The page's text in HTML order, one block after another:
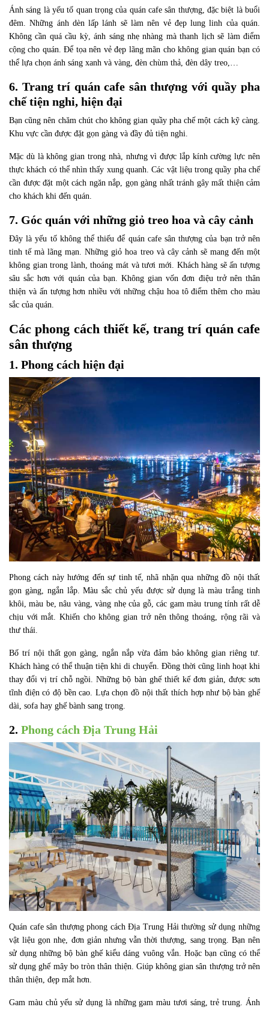
Ánh sáng là yếu tố quan trọng của quán cafe sân thượng, đặc biệt là buổi
đêm. Những ánh dèn lấp lánh sẽ làm nên vẻ đẹp lung linh của quán.
Không cần quá cầu kỳ, ánh sáng nhẹ nhàng mà thanh lịch sẽ làm điểm
cộng cho quán. Để tọa nên vẻ đẹp lãng mãn cho không gian quán bạn có
thể lựa chọn ánh sáng xanh và vàng, đèn chùm thả, đèn dây treo,…
6. Trang trí quán cafe sân thượng với quầy pha
chế tiện nghi, hiện đại
Bạn cũng nên chăm chút cho không gian quầy pha chế một cách kỹ càng.
Khu vực cần được đặt gọn gàng và đầy đủ tiện nghi.
Mặc dù là không gian trong nhà, nhưng vì được lắp kính cường lực nên
thực khách có thể nhìn thấy xung quanh. Các vật liệu trong quầy pha chế
cần được đặt một cách ngăn nắp, gọn gàng nhất tránh gây mất thiện cảm
cho khách khi đến quán.
7. Góc quán với những giỏ treo hoa và cây cảnh
Đây là yếu tố không thể thiếu để quán cafe sân thượng của bạn trở nên
tinh tế mà lãng mạn. Những giỏ hoa treo và cây cảnh sẽ mang đến một
không gian trong lành, thoáng mát và tươi mới. Khách hàng sẽ ấn tượng
sâu sắc hơn với quán của bạn. Không gian vốn đơn điệu trở nên thân
thiện và ấn tượng hơn nhiều với những chậu hoa tô điểm thêm cho màu
sắc của quán.
Các phong cách thiết kế, trang trí quán cafe
sân thượng
1. Phong cách hiện đại
Phong cách này hướng đến sự tinh tế, nhã nhặn qua những đồ nội thất
gọn gàng, ngắn lắp. Màu sắc chủ yếu được sử dụng là màu trắng tinh
khôi, màu be, nâu vàng, vàng nhẹ của gỗ, các gam màu trung tính rất dễ
chịu với mắt. Khiến cho không gian trở nên thông thoáng, rộng rãi và
thư thái.
Bố trí nội thất gọn gàng, ngắn nắp vừa đảm bảo không gian riêng tư.
Khách hàng có thể thuận tiện khi di chuyển. Đồng thời cũng linh hoạt khi
thay đổi vị trí chỗ ngồi. Những bộ bàn ghế thiết kế đơn giản, được sơn
tĩnh điện có độ bền cao. Lựa chọn đồ nội thất thích hợp như bộ bàn ghế
dài, sofa hay ghế bành sang trọng.
2. Phong cách Địa Trung Hải
Quán cafe sân thượng phong cách Địa Trung Hải thường sử dụng những
vật liệu gọn nhẹ, đơn giản nhưng vẫn thời thượng, sang trọng. Bạn nên
sử dụng những bộ bàn ghế kiểu dáng vuông vắn. Hoặc bạn cũng có thể
sử dụng ghế mây bo tròn thân thiện. Giúp không gian sân thượng trở nên
thân thiện, đẹp mắt hơn.
Gam màu chủ yếu sử dụng là những gam màu tươi sáng, trẻ trung. Ánh